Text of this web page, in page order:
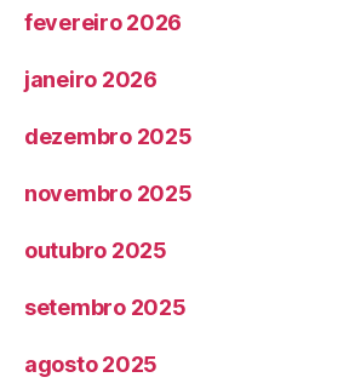
fevereiro 2026
janeiro 2026
dezembro 2025
novembro 2025
outubro 2025
setembro 2025
agosto 2025